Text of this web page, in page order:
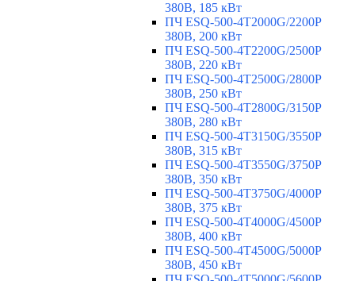
380В, 185 кВт
ПЧ ESQ-500-4T2000G/2200P
380В, 200 кВт
ПЧ ESQ-500-4T2200G/2500P
380В, 220 кВт
ПЧ ESQ-500-4T2500G/2800P
380В, 250 кВт
ПЧ ESQ-500-4T2800G/3150P
380В, 280 кВт
ПЧ ESQ-500-4T3150G/3550P
380В, 315 кВт
ПЧ ESQ-500-4T3550G/3750P
380В, 350 кВт
ПЧ ESQ-500-4T3750G/4000P
380В, 375 кВт
ПЧ ESQ-500-4T4000G/4500P
380В, 400 кВт
ПЧ ESQ-500-4T4500G/5000P
380В, 450 кВт